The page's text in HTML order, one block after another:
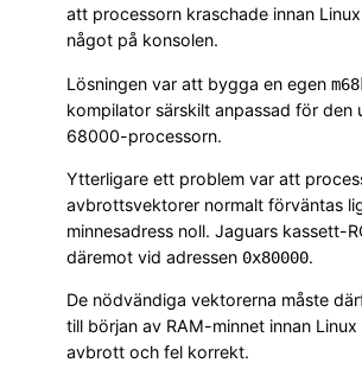
att processorn kraschade innan
något på konsolen.
Lösningen var att bygga en egen
kompilator särskilt anpassad för den
68000-processorn.
Ytterligare ett problem var att
avbrottsvektorer normalt förväntas
minnesadress noll. Jaguars kassett-
däremot vid adressen 0x80000.
De nödvändiga vektorerna måste
till början av RAM-minnet innan Linux
avbrott och fel korrekt.